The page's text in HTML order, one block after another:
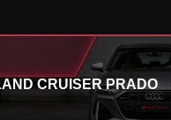
CRUISER PRADO